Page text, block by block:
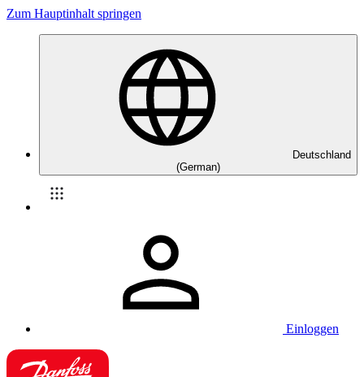
Zum Hauptinhalt springen
Deutschland
(German)
Einloggen